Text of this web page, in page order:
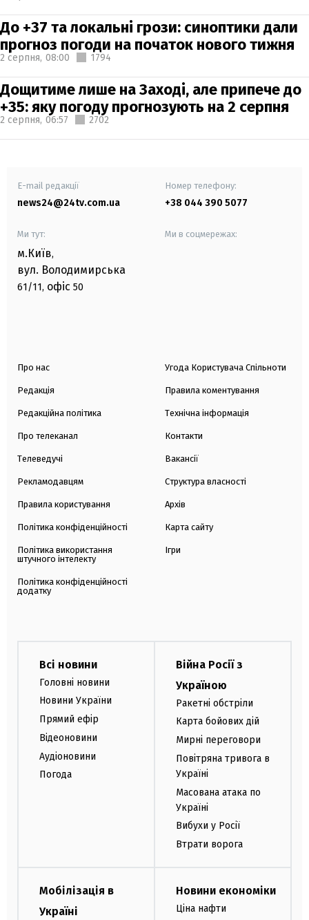
До +37 та локальні грози: синоптики дали
прогноз погоди на початок нового тижня
2 серпня, 08:00 1794
Дощитиме лише на Заході, але припече до
+35: яку погоду прогнозують на 2 серпня
2 серпня, 06:57 2702
E-mail редакції
news24@24tv.com.ua
Номер телефону:
+38 044 390 5077
Ми тут:
м.Київ,
вул. Володимирська
61/11, офіс 50
Ми в соцмережах:
Про нас
Редакція
Редакційна політика
Про телеканал
Телеведучі
Рекламодавцям
Правила користування
Політика конфіденційності
Політика використання
штучного інтелекту
Політика конфіденційності
додатку
Угода Користувача Спільноти
Правила коментування
Технічна інформація
Контакти
Вакансії
Структура власності
Архів
Карта сайту
Ігри
Всі новини
Головні новини
Новини України
Прямий ефір
Відеоновини
Аудіоновини
Погода
Війна Росії з
Україною
Ракетні обстріли
Карта бойових дій
Мирні переговори
Повітряна тривога в
Україні
Масована атака по
Україні
Вибухи у Росії
Втрати ворога
Мобілізація в
Україні
Новини економіки
Ціна нафти